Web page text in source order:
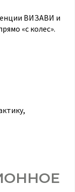
ВИЗАВИ и
«с колес».